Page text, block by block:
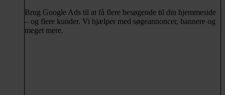
Brug Google Ads til at få flere besøgende til din hjemmeside
– og flere kunder. Vi hjælper med søgeannoncer, bannere og
meget mere.